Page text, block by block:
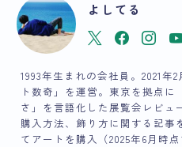
よしてる
1993年生まれの会社員。2021年
ト数奇」を運営。東京を拠点に
さ」を言語化した展覧会レビュ
購入方法、飾り方に関する記事
てアートを購入（2025年6月時